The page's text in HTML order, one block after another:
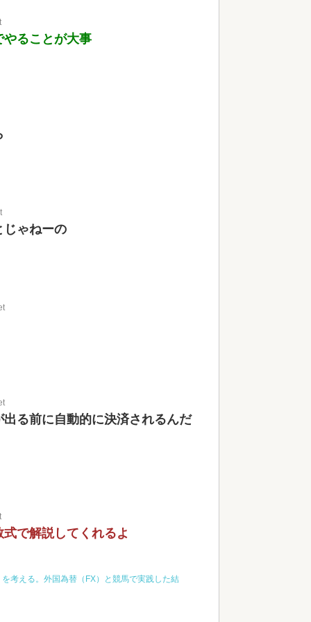
やることが大事
じゃねーの
る前に自動的に決済されるんだ
で解説してくれるよ
考える。外国為替（FX）と競馬で実践した結